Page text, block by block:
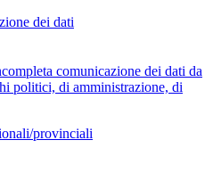
dei dati
comunicazione dei dati da
politici, di amministrazione, di
provinciali